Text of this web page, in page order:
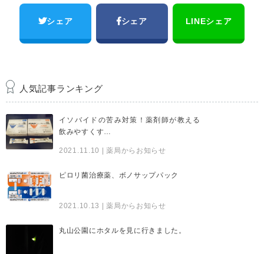
シェア シェア LINEシェア
人気記事ランキング
イソバイドの苦み対策！薬剤師が教える
飲みやすくす…
2021.11.10 | 薬局からお知らせ
ピロリ菌治療薬、ボノサップパック
2021.10.13 | 薬局からお知らせ
丸山公園にホタルを見に行きました。